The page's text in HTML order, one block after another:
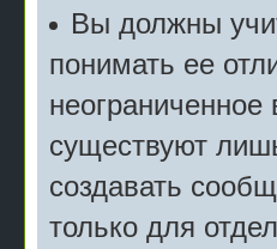
Вы должны
понимать ее
существуют
создавать
только для